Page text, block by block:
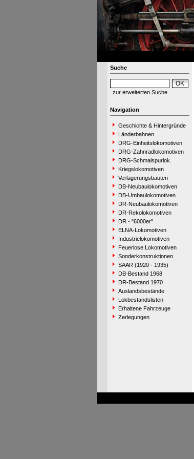
Suche
zur erweiterten Suche
Navigation
Geschichte & Hintergründe
Länderbahnen
DRG-Einheitslokomotiven
DRG-Zahnradlokomotiven
DRG-Schmalspurlok.
Kriegslokomotiven
Verlagerungsbauten
DB-Neubaulokomotiven
DB-Umbaulokomotiven
DR-Neubaulokomotiven
DR-Rekolokomotiven
DR - "6000er"
ELNA-Lokomotiven
Industrielokomotiven
Feuerlose Lokomotiven
Sonderkonstruktionen
SAAR (1920 - 1935)
DB-Bestand 1968
DR-Bestand 1970
Auslandsbestände
Lokbestandslisten
Erhaltene Fahrzeuge
Zerlegungen